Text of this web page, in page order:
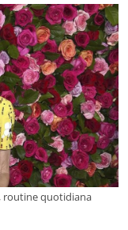
routine quotidiana